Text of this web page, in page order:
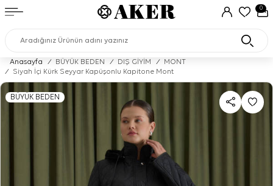
0
Anasayfa / BÜYÜK BEDEN / DIŞ GİYİM /
MONT
/
Siyah İçi Kürk Seyyar Kapüşonlu Kapitone Mont
BÜYÜK BEDEN